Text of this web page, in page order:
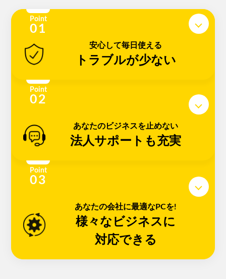
Point
安心して毎日使える
トラブルが少ない
Point
あなたのビジネスを止めない
法人サポートも充実
Point
あなたの会社に最適なPCを!
様々なビジネスに
対応できる